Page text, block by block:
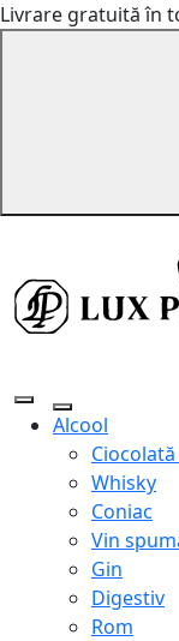
Livrare gratuită în
Alcool
Whisky
Coniac
Vin
Gin
Digestiv
Rom